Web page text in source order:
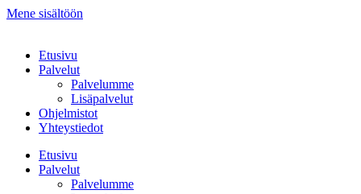
Mene sisältöön
Etusivu
Palvelut
Palvelumme
Lisäpalvelut
Ohjelmistot
Yhteystiedot
Etusivu
Palvelut
Palvelumme